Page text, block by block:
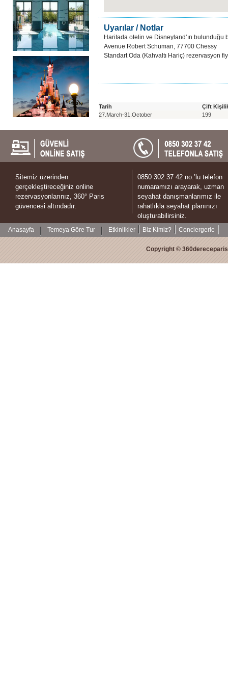
Uyarılar / Notlar
Haritada otelin ve Disneyland’ın bulunduğu
Avenue Robert Schuman, 77700 Chessy
Standart Oda (Kahvaltı Hariç) rezervasyon
Tarih
Çift
27.March-31.October
199
Sitemiz üzerinden
gerçekleştireceğiniz online
rezervasyonlarınız, 360° Paris
güvencesi altındadır.
0850 302 37 42 no.’lu telefon
numaramızı arayarak, uzman
seyahat danışmanlarımız ile
rahatlıkla seyahat planınızı
oluşturabilirsiniz.
Anasayfa Temeya Göre Tur Etkinlikler Biz Kimiz? Conciergerie
Copyright ©